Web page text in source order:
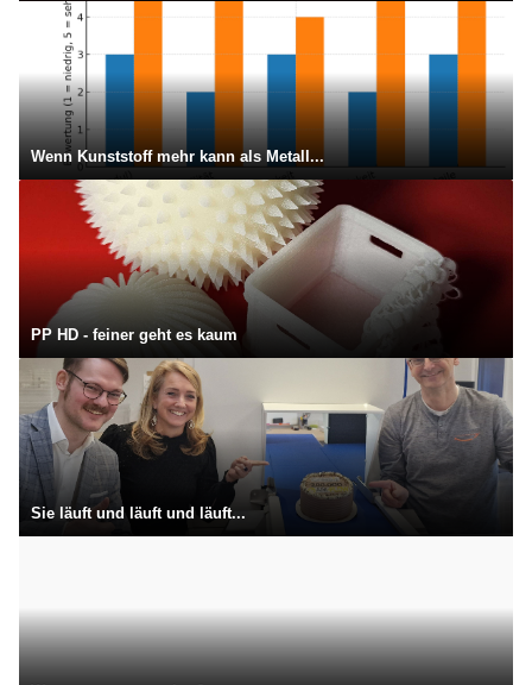
Wenn Kunststoff mehr kann als Metall...
PP HD - feiner geht es kaum
Sie läuft und läuft und läuft...